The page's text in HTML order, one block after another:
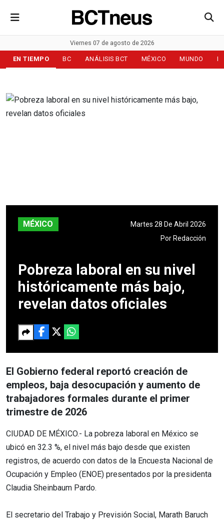
Viernes 07 de agosto de 2026
EN TIEMPO BC ANÁLISIS BCT MÉXICO MUNDO
MÉXICO
Martes 28 De Abril 2026
Por Redacción
Pobreza laboral en su nivel
históricamente más bajo,
revelan datos oficiales
El Gobierno federal reportó creación de
empleos, baja desocupación y aumento de
trabajadores formales durante el primer
trimestre de 2026
CIUDAD DE MÉXICO.- La pobreza laboral en México se
ubicó en 32.3 %, el nivel más bajo desde que existen
registros, de acuerdo con datos de la Encuesta Nacional de
Ocupación y Empleo (ENOE) presentados por la presidenta
Claudia Sheinbaum Pardo.
El secretario del Trabajo y Previsión Social, Marath Baruch